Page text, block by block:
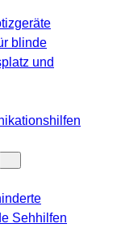
blinde
und
Sehhilfen